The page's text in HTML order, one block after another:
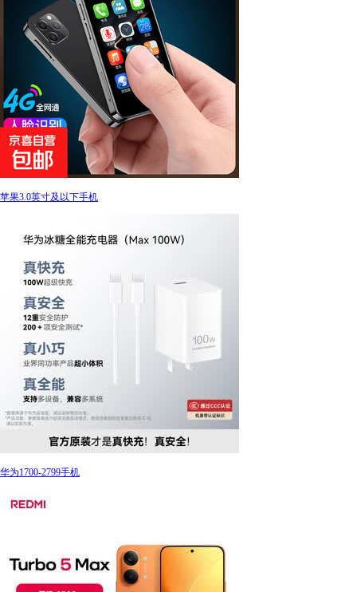
苹果3.0英寸及以下手机
华为1700-2799手机